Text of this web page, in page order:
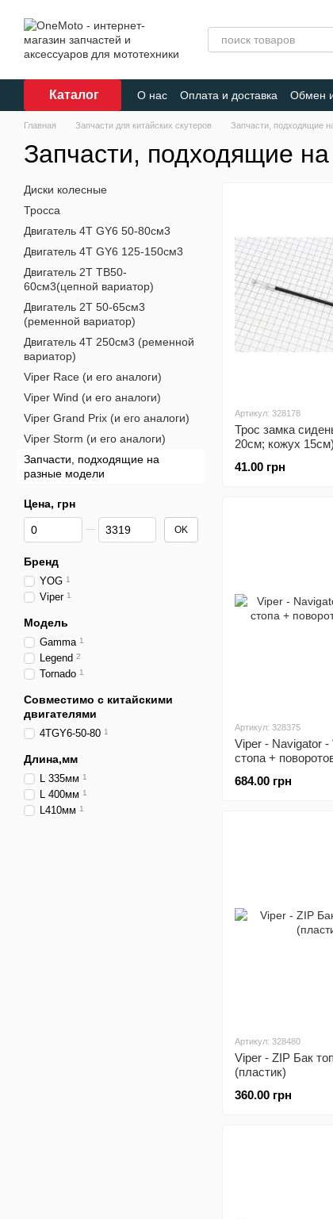
Каталог О нас Оплата и доставка Обмен
Главная Запчасти для китайских скутеров Запчасти, подходящие
Запчасти, подходящие
Артикул: 328178
Трос замка
20см; кожух 15см)
41.00 грн
Артикул: 328375
Viper - Navigator -
стопа +
684.00 грн
Артикул: 328480
Viper - ZIP Бак
(пластик)
360.00 грн
Диски колесные
Тросса
Двигатель 4Т GY6 50-80см3
Двигатель 4Т GY6 125-150см3
Двигатель 2Т TB50-
60см3(цепной вариатор)
Двигатель 2Т 50-65см3
(ременной вариатор)
Двигатель 4Т 250см3 (ременной
вариатор)
Viper Race (и его аналоги)
Viper Wind (и его аналоги)
Viper Grand Prix (и его аналоги)
Viper Storm (и его аналоги)
Запчасти, подходящие на
разные модели
Цена, грн
От Цена, грн
До Цена, грн OK
Бренд
YOG 1
Viper 1
Модель
Gamma 1
Legend 2
Tornado 1
Совместимо с китайскими
двигателями
4ТGY6-50-80 1
Длина,мм
L 335мм 1
L 400мм 1
L410мм 1